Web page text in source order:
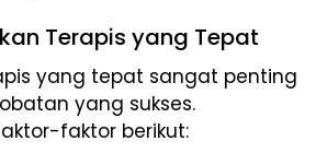
Terapis yang Tepat
yang tepat sangat penting
yang sukses.
faktor berikut: